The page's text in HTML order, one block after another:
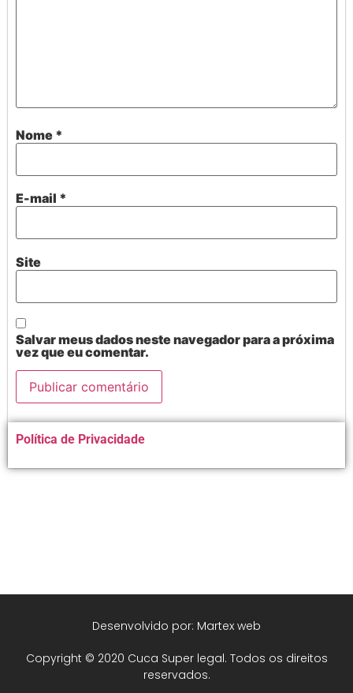
Nome *
E-mail *
Site
Salvar meus dados neste navegador para a próxima
vez que eu comentar.
Alternative:
Política de Privacidade
Copyright © 2020 Cuca Super legal. Todos os direitos
reservados.
Desenvolvido por: Martex web